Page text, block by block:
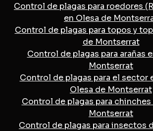
Control de plagas para roedores
en Olesa de
Control de plagas para topos y
de Montserrat
Control de plagas para arañas
Montserrat
Control de plagas para el sector
Olesa de Montserrat
Control de plagas para chinches
Montserrat
Control de plagas para insectos